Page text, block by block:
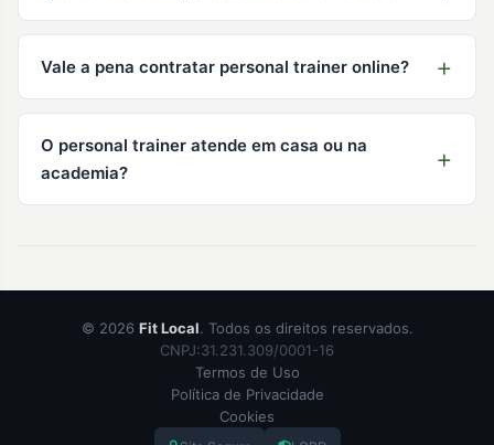
Vale a pena contratar personal trainer online?
O personal trainer atende em casa ou na
academia?
© 2026 Fit Local. Todos os direitos reservados.
CNPJ:31.231.309/0001-16
Termos de Uso
Política de Privacidade
Cookies